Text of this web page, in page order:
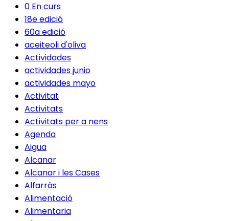
0 En curs
18e edició
60a edició
aceiteoli d'oliva
Actividades
actividades junio
actividades mayo
Activitat
Activitats
Activitats per a nens
Agenda
Aigua
Alcanar
Alcanar i les Cases
Alfarràs
Alimentació
Alimentaria